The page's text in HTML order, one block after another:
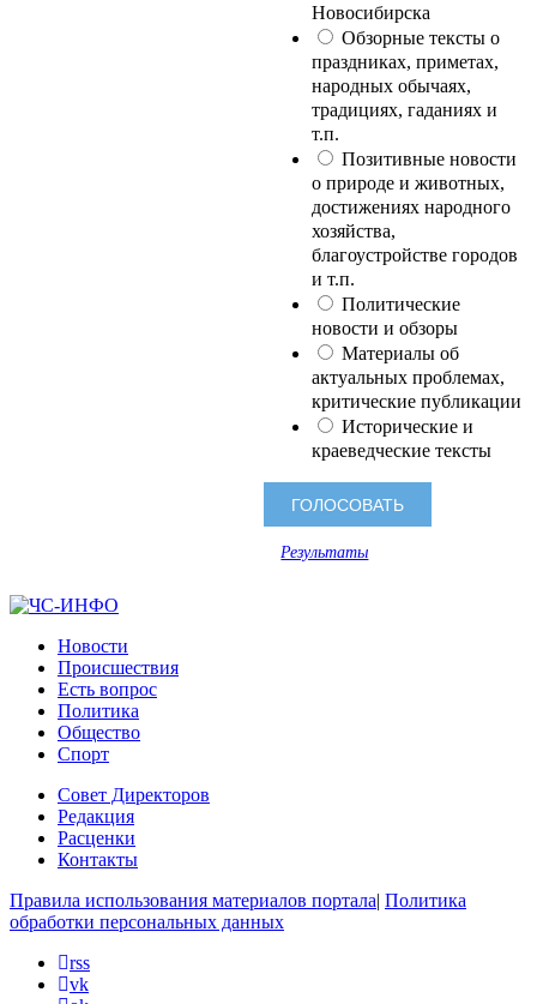
Новосибирска
Обзорные тексты о
праздниках, приметах,
народных обычаях,
традициях, гаданиях и
т.п.
Позитивные новости
о природе и животных,
достижениях народного
хозяйства,
благоустройстве городов
и т.п.
Политические
новости и обзоры
Материалы об
актуальных проблемах,
критические публикации
Исторические и
краеведческие тексты
Результаты
Новости
Происшествия
Есть вопрос
Политика
Общество
Спорт
Совет Директоров
Редакция
Расценки
Контакты
Правила использования материалов портала| Политика
обработки персональных данных
rss
vk